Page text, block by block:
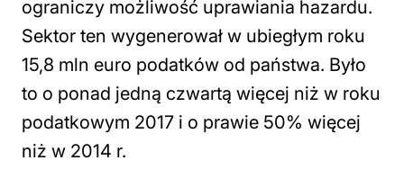
ograniczy możliwość uprawiania hazardu.
Sektor ten wygenerował w ubiegłym roku
15,8 mln euro podatków od państwa. Było
to o ponad jedną czwartą więcej niż w roku
podatkowym 2017 i o prawie 50% więcej
niż w 2014 r.